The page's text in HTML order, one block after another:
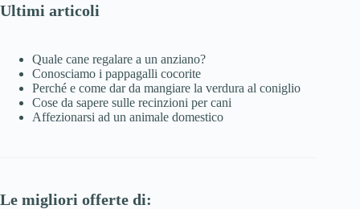
Ultimi articoli
Quale cane regalare a un anziano?
Conosciamo i pappagalli cocorite
Perché e come dar da mangiare la verdura al coniglio
Cose da sapere sulle recinzioni per cani
Affezionarsi ad un animale domestico
Le migliori offerte di: